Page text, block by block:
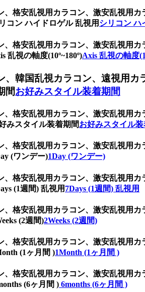
格安乱視用カラコン、激安乱視用
コン ハイドロゲル 乱視用 シリコン ハ
格安乱視用カラコン、激安乱視用
視の軸度(10º~180º)Axis 乱視の軸度
韓国乱視カラコン、遠視用
間お好みスタイル装着期間
格安乱視用カラコン、激安乱視用
みスタイル装着期間お好みスタイル
格安乱視用カラコン、激安乱視用
(ワンデー)1Day (ワンデー)
格安乱視用カラコン、激安乱視用
(1週間) 乱視用 7Days (1週間) 乱視用
格安乱視用カラコン、激安乱視用
(2週間)2Weeks (2週間)
格安乱視用カラコン、激安乱視用
(1ヶ月間 )1Month (1ヶ月間 )
格安乱視用カラコン、激安乱視用
(6ヶ月間 ) 6months (6ヶ月間 )